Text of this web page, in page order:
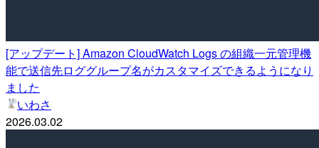
[アップデート] Amazon CloudWatch Logs の組織一元管理機
能で送信先ロググループ名がカスタマイズできるようになり
ました
いわさ
2026.03.02